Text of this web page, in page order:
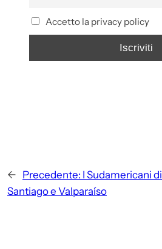
Accetto la privacy policy
← Precedente: I Sudamericani di
Santiago e Valparaíso